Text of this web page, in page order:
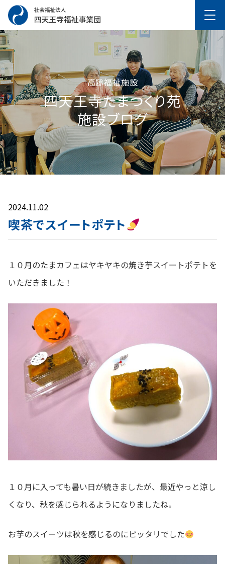
高齢福祉施設
四天王寺たまつくり苑
施設ブログ
2024.11.02
喫茶でスイートポテト
１０月のたまカフェはヤキヤキの焼き芋スイートポテトを
いただきました！
１０月に入っても暑い日が続きましたが、最近やっと涼し
くなり、秋を感じられるようになりましたね。
お芋のスイーツは秋を感じるのにピッタリでした